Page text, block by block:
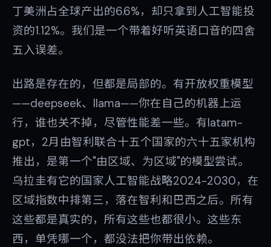
丁美洲占全球产出的6.6%，却只拿到人工智能投
资的1.12%。我们是一个带着好听英语口音的四舍
五入误差。
出路是存在的，但都是局部的。有开放权重模型
——deepseek、llama——你在自己的机器上运
行，谁也关不掉，尽管性能差一些。有latam-
gpt，2月由智利联合十五个国家的六十五家机构
推出，是第一个"由区域、为区域"的模型尝试。
乌拉圭有它的国家人工智能战略2024-2030，在
区域指数中排第三，落在智利和巴西之后。所有
这些都是真实的，所有这些也都很小。这些东
西，单凭哪一个，都没法把你带出依赖。